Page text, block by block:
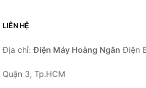
LIÊN HỆ
Địa chỉ:Điện Máy Hoàng Ngân Điện
Quận 3, Tp.HCM